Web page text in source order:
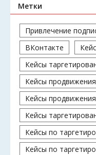
Метки
Привлечение
ВКонтакте
Кейсы
Кейсы
Кейсы
Кейсы
Кейсы по
Кейсы по